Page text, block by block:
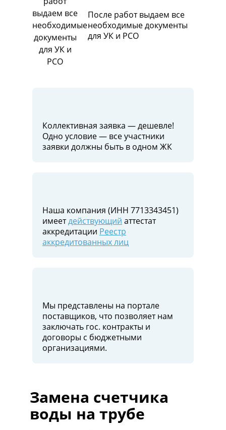
После работ выдаем все
необходимые документы
для УК и РСО
Коллективная заявка — дешевле!
Одно условие — все участники
заявки должны быть в одном ЖК
Наша компания (ИНН 7713343451)
имеетдействующий аттестат
аккредитации Реестр
аккредитованных лиц
Мы представлены на портале
поставщиков, что позволяет нам
заключать гос. контракты и
договоры c бюджетными
организациями.
Замена счетчика
воды на трубе